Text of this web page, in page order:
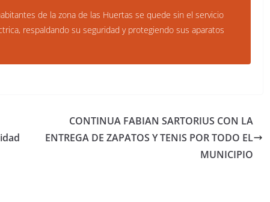
de la zona de las Huertas se quede sin el servicio
respaldando su seguridad y protegiendo sus aparatos
CONTINUA FABIAN SARTORIUS CON LA
ENTREGA DE ZAPATOS Y TENIS POR TODO EL
MUNICIPIO